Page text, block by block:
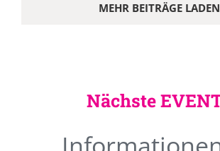
MEHR BEITRÄGE LADEN
Nächste